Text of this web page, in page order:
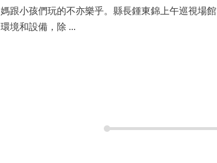
媽跟小孩們玩的不亦樂乎。縣長鍾東錦上午巡視場館